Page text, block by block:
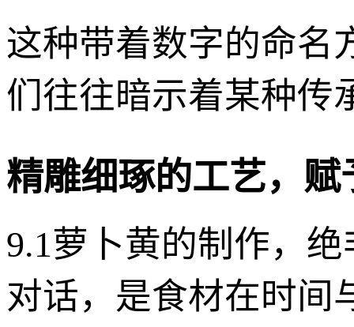
这种带着数字的命名
们往往暗示着某种传
精雕细琢的工艺，
9.1萝卜黄的制作，
对话，是食材在时间